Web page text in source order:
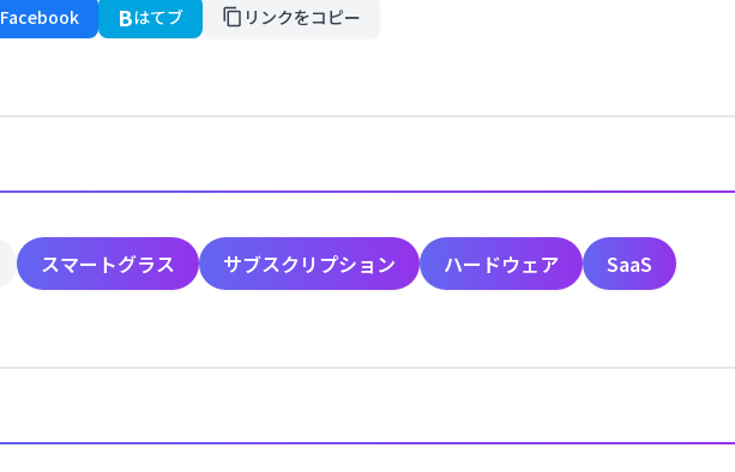
Facebook Bはてブ リンクをコピー
スマートグラス サブスクリプション ハードウェア SaaS